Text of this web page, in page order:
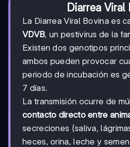
Diarrea Viral
La Diarrea Viral Bovina es
VDVB, un pestivirus de la
Existen dos genotipos
ambos pueden provocar
periodo de incubación es
7 días.
La transmisión ocurre de
contacto directo entre
secreciones (saliva,
heces, orina, leche y